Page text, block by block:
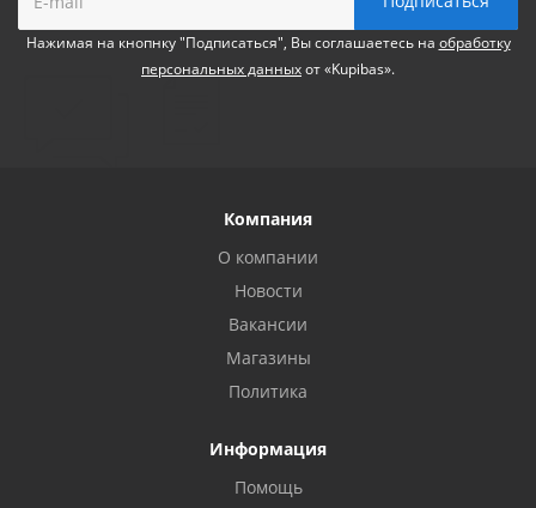
Нажимая на кнопнку "Подписаться", Вы соглашаетесь на обработку
персональных данныхот «Kupibas».
Компания
О компании
Новости
Вакансии
Магазины
Политика
Информация
Помощь